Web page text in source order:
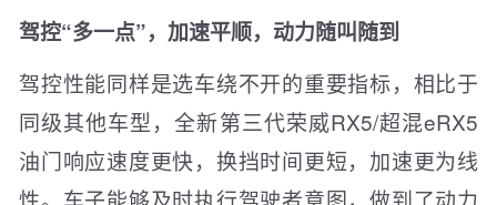
驾控“多一点”，加速平顺，动力随叫随到
驾控性能同样是选车绕不开的重要指标，相比于
同级其他车型，全新第三代荣威RX5/超混eRX5
油门响应速度更快，换挡时间更短，加速更为线